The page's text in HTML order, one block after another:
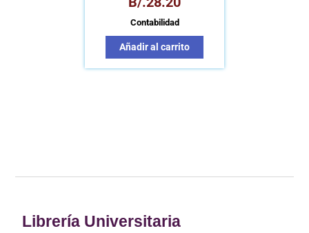
Contabilidad
Añadir al carrito
Librería Universitaria